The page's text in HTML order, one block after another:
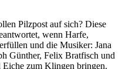
Pilzpost auf sich? Diese
wenn Harfe,
und die Musiker: Jana
Günther, Felix Bratfisch und
Eiche zum Klingen bringen.